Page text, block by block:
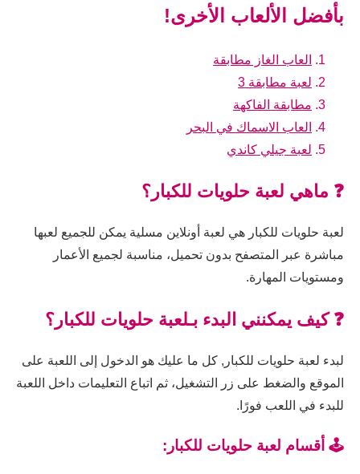
بأفضل الألعاب الأخرى!
العاب الغاز مطابقة
لعبة مطابقة 3
مطابقة الفاكهة
العاب الاسماك في البحر
لعبة جيلي كاندي
❓ ماهي لعبة حلويات للكبار؟
لعبة حلويات للكبار هي لعبة أونلاين مسلية يمكن للجميع لعبها
مباشرة عبر المتصفح بدون تحميل، مناسبة لجميع الأعمار
ومستويات المهارة.
❓ كيف يمكنني البدء بـلعبة حلويات للكبار؟
لبدء لعبة حلويات للكبار, كل ما عليك هو الدخول إلى اللعبة على
الموقع والضغط على زر التشغيل، ثم اتباع التعليمات داخل اللعبة
للبدء في اللعب فورًا.
🕹️ أقسام لعبة حلويات للكبار: